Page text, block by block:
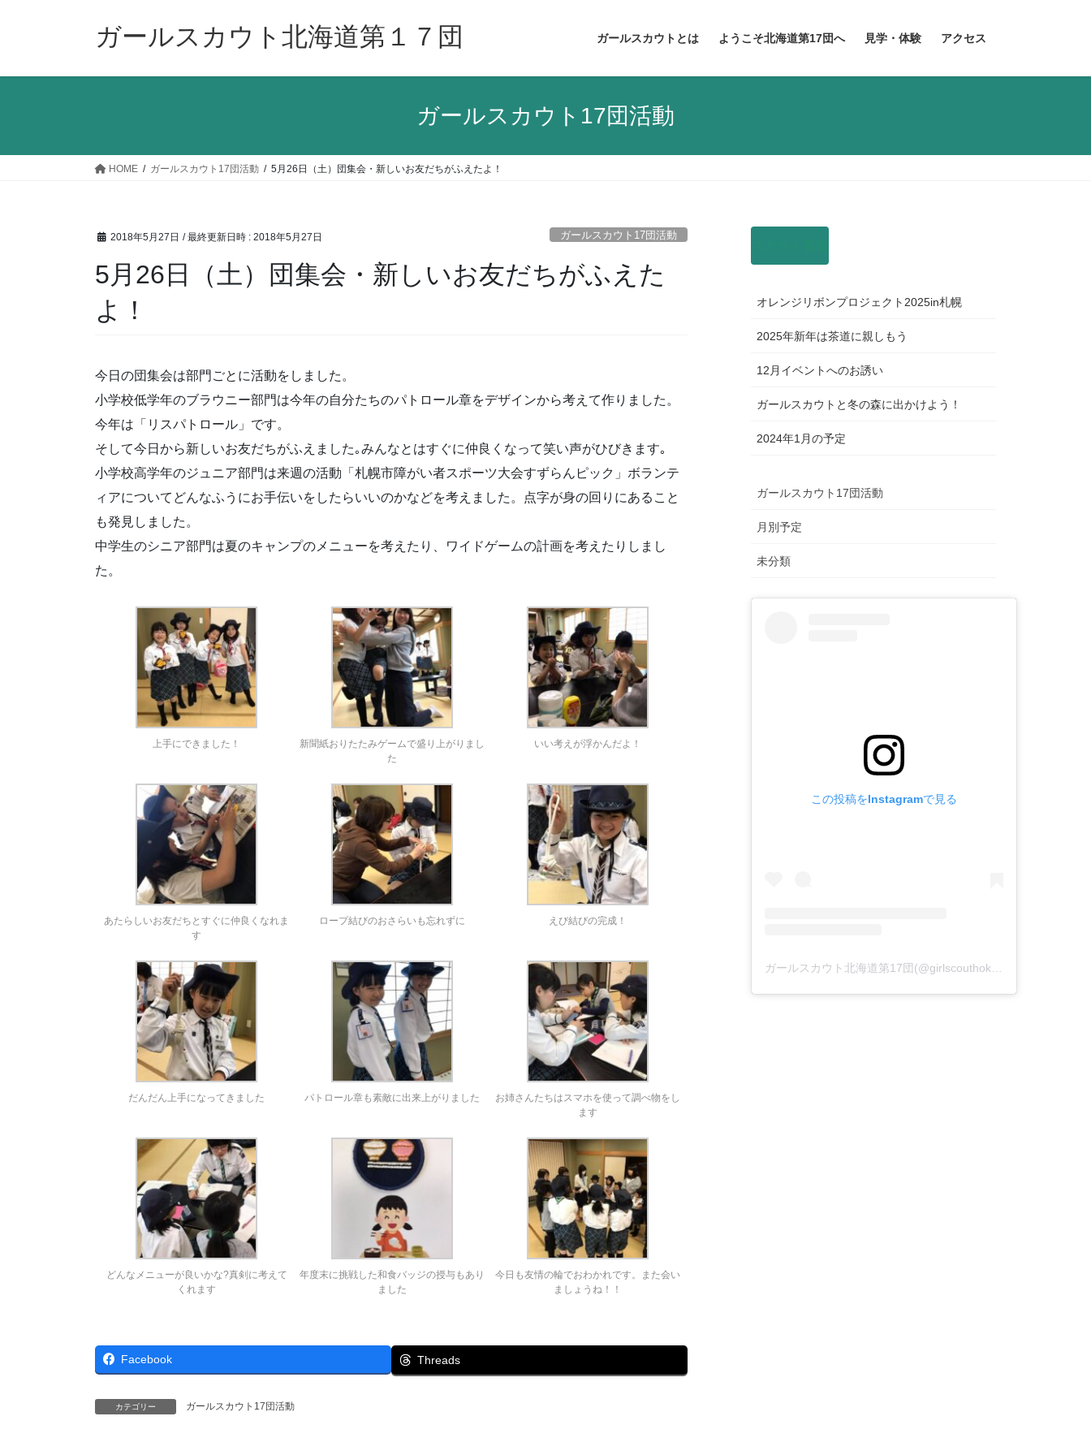
ガールスカウト北海道第１７団 ガールスカウトとは ようこそ北海道第17団へ 見学・体験 アクセス
ガールスカウト17団活動
HOME ガールスカウト17団活動 5月26日（土）団集会・新しいお友だちがふえたよ！
2018年5月27日 / 最終更新日時 : 2018年5月27日 ガールスカウト17団活動
5月26日（土）団集会・新しいお友だちがふえた
よ！
今日の団集会は部門ごとに活動をしました。
小学校低学年のブラウニー部門は今年の自分たちのパトロール章をデザインから考えて作りました。
今年は「リスパトロール」です。
そして今日から新しいお友だちがふえました｡みんなとはすぐに仲良くなって笑い声がひびきます｡
小学校高学年のジュニア部門は来週の活動「札幌市障がい者スポーツ大会すずらんピック」ボランテ
ィアについてどんなふうにお手伝いをしたらいいのかなどを考えました。点字が身の回りにあること
も発見しました。
中学生のシニア部門は夏のキャンプのメニューを考えたり、ワイドゲームの計画を考えたりしまし
た。
上手にできました！
新聞紙おりたたみゲームで盛り上がりまし
た
いい考えが浮かんだよ！
あたらしいお友だちとすぐに仲良くなれま
す
ロープ結びのおさらいも忘れずに えび結びの完成！
だんだん上手になってきました パトロール章も素敵に出来上がりました
お姉さんたちはスマホを使って調べ物をし
ます
どんなメニューが良いかな?真剣に考えて
くれます
年度末に挑戦した和食バッジの授与もあり
ました
今日も友情の輪でおわかれです。また会い
ましょうね！！
Facebook Threads
カテゴリー ガールスカウト17団活動
オレンジリボンプロジェクト2025in札幌
2025年新年は茶道に親しもう
12月イベントへのお誘い
ガールスカウトと冬の森に出かけよう！
2024年1月の予定
ガールスカウト17団活動
月別予定
未分類
この投稿をInstagramで見る